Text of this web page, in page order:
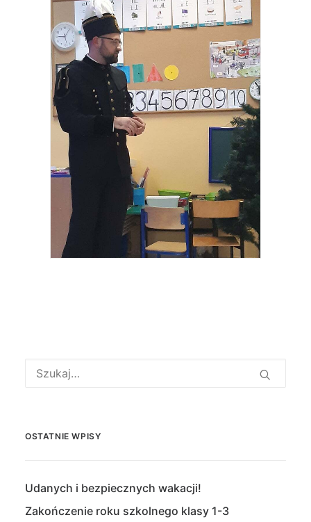
OSTATNIE WPISY
Udanych i bezpiecznych wakacji!
Zakończenie roku szkolnego klasy 1-3